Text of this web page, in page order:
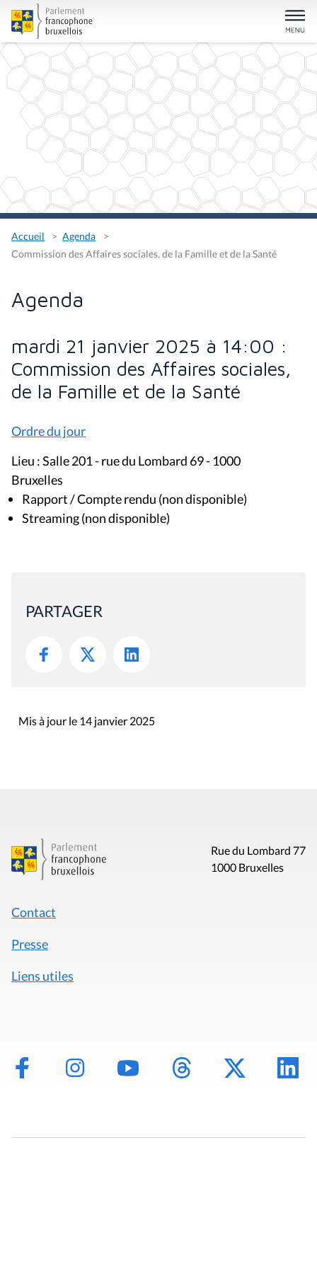
Accueil
Agenda
Commission des Affaires sociales, de la Famille et de la Santé
Agenda
mardi 21 janvier 2025 à 14:00 :
Commission des Affaires sociales,
de la Famille et de la Santé
Ordre du jour
Lieu : Salle 201 - rue du Lombard 69 - 1000
Bruxelles
Rapport / Compte rendu (non disponible)
Streaming (non disponible)
PARTAGER
Mis à jour le 14 janvier 2025
Rue du Lombard 77
1000 Bruxelles
Contact
Presse
Liens utiles